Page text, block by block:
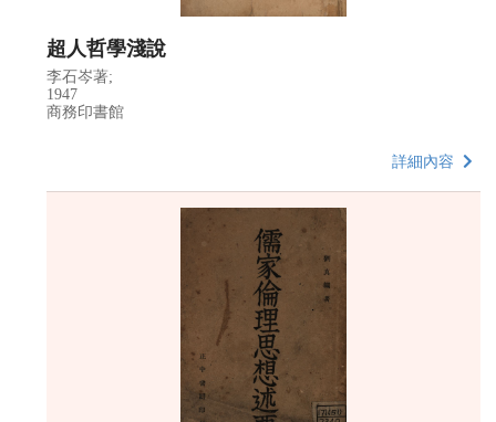
超人哲學淺說
李石岑著;
1947
商務印書館
詳細內容